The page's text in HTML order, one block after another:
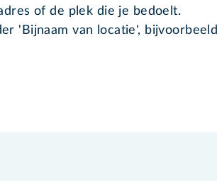
of de plek die je bedoelt.
'Bijnaam van locatie', bijvoorbeeld